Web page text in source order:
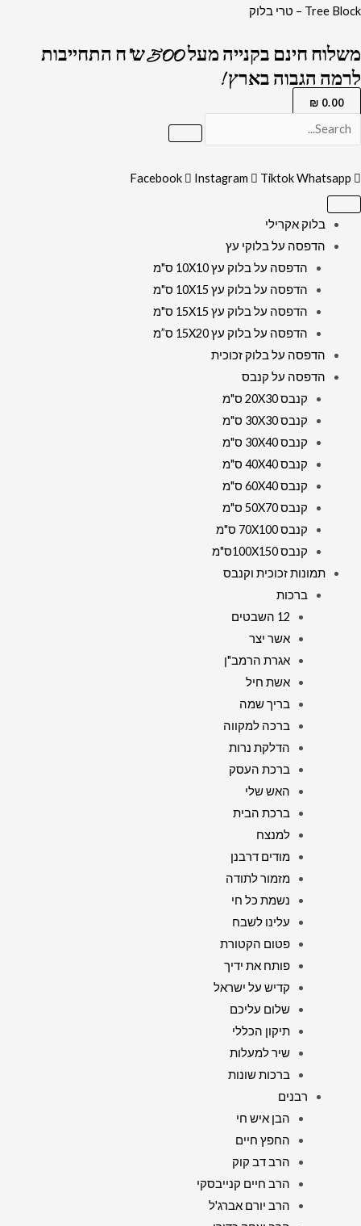
דילוג
Tree Block – טרי בלוק
משלוח חינם בקנייה מעל 500 ש"ח התחייבות
לרמה הגבוה בארץ !
0.00
₪
Facebook Instagram TiktokWhatsapp
בלוק אקרילי
הדפסה על בלוקי עץ
הדפסה על בלוק עץ 10X10 ס"מ
הדפסה על בלוק עץ 10X15 ס"מ
הדפסה על בלוק עץ 15X15 ס"מ
הדפסה על בלוק עץ 15X20 ס”מ
הדפסה על בלוק זכוכית
הדפסה על קנבס
קנבס 20X30 ס"מ
קנבס 30X30 ס"מ
קנבס 30X40 ס"מ
קנבס 40X40 ס"מ
קנבס 60X40 ס"מ
קנבס 50X70 ס"מ
קנבס 70X100 ס"מ
קנבס 100X150ס"מ
תמונות זכוכית וקנבס
ברכות
12 השבטים
אשר יצר
אגרת הרמב"ן
אשת חיל
בריך שמה
ברכה למקווה
הדלקת נרות
ברכת העסק
האש שלי
ברכת הבית
למנצח
מודים דרבנן
מזמור לתודה
נשמת כל חי
עלינו לשבח
פטום הקטורת
פותח את ידיך
קדיש על ישראל
שלום עליכם
תיקון הכללי
שיר למעלות
ברכות שונות
רבנים
הבן איש חי
החפץ חיים
הרב דב קוק
הרב חיים קנייבסקי
הרב יורם אברג'ל
כמות
1522-
ציור
של
על
או
זכוכית
מחוסמת